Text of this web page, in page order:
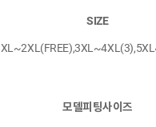
SIZE
모델피팅사이즈